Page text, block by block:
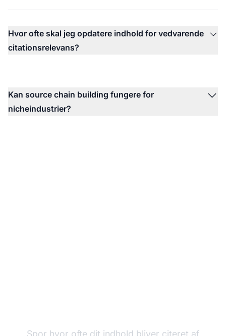
Hvor ofte skal jeg opdatere indhold for vedvarende
citationsrelevans?
Kan source chain building fungere for
nicheindustrier?
Spor hvor ofte dit indhold bliver citeret af